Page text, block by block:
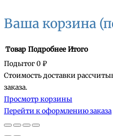
Ваша корзина
Товары
в
корзине
Товар Подробнее Итого
Подытог0 ₽
Стоимость доставки
заказа.
Просмотр корзины
Перейти к оформлению заказа